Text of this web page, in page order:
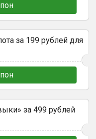
за 199 рублей для
за 499 рублей